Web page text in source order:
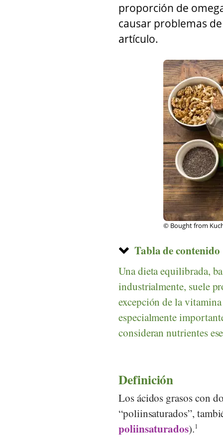
proporción de
causar problemas
artículo.
© Bought from
Tabla de contenido
Una dieta equilibrada,
industrialmente, suele
excepción de la
especialmente
consideran nutrientes
Definición
Los ácidos grasos con
“poliinsaturados”,
poliinsaturados).1